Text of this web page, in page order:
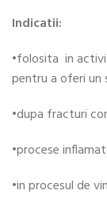
Indicatii:
•folosita in
pentru a oferi un
•dupa fracturi
•procese
•in procesul de